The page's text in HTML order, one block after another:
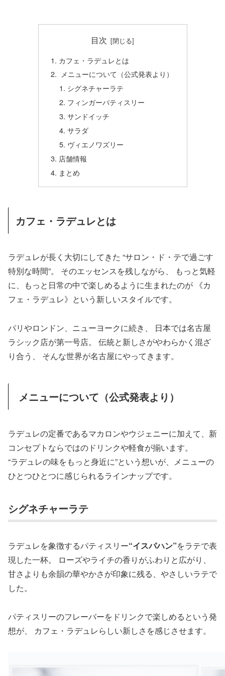
目次
カフェ・ラデュレとは
メニューについて（公式発表より）
シグネチャーラテ
フィンガーパティスリー
サンドイッチ
サラダ
ヴィエノワズリー
店舗情報
まとめ
カフェ・ラデュレとは
ラデュレが長く大切にしてきた “サロン・ド・テで過ごす
特別な時間”。 そのエッセンスを残しながら、 もっと気軽
に、もっと日常の中で楽しめるように生まれたのが 《カ
フェ・ラデュレ》という新しいスタイルです。
パリやロンドン、ニューヨークに続き、 日本では名古屋
ラシック店が第一号店。 伝統と新しさがやわらかく混ざ
り合う、 そんな世界が名古屋にやってきます。
メニューについて（公式発表より）
ラデュレの定番であるマカロンやウジェニーに加えて、新
コンセプトならではのドリンクや軽食が揃います。
“ラデュレの味をもっと身近に”という想いが、メニューの
ひとつひとつに感じられるラインナップです。
シグネチャーラテ
ラデュレを象徴するパティスリー“イスパハン”をラテで表
現した一杯。 ローズやライチの香りがふわりと広がり、
甘さよりも余韻の華やかさが印象に残る、やさしいラテで
した。
パティスリーのフレーバーをドリンクで楽しめるという発
想が、 カフェ・ラデュレらしい新しさを感じさせます。